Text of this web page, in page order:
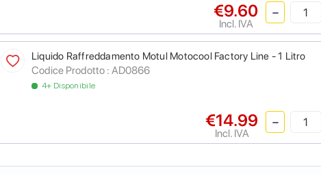
€9.60
Incl. IVA
Liquido Raffreddamento Motul Motocool Factory Line - 1 Litro
Codice Prodotto : AD0866
4+ Disponibile
€14.99
Incl. IVA